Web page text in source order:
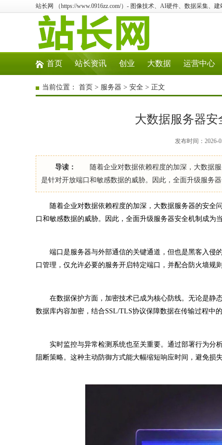
站长网 （https://www.0916zz.com/）- 图像技术、AI硬件、数据采集、
首页 站长资讯 创业 大数据 运营中心
当前位置： 首页 > 服务器 > 安全 > 正文
大数据服务器
发布时间：2026-
导读：
随着企业对数据依赖程度的加深，大数据服
是针对开放端口和敏感数据的威胁。因此，全面升级服
随着企业对数据依赖程度的加深，大数据服务器的安全
口和敏感数据的威胁。因此，全面升级服务器安全机制成为
端口是服务器与外部通信的关键通道，但也是黑客入侵
口管理，仅允许必要的服务开启特定端口，并配合防火墙规
在数据保护方面，加密技术已成为核心防线。无论是静态
数据库内容加密，结合SSL/TLS协议保障数据在传输过程中
实时监控与异常检测系统也至关重要。通过部署行为分
阻断策略。这种主动防御方式能大幅缩短响应时间，避免损